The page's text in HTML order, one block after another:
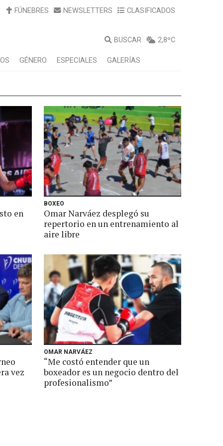
FÚNEBRES NEWSLETTERS CLASIFICADOS
BUSCAR 2,8ºC
GÉNERO ESPECIALES GALERÍAS
en
BOXEO
Omar Narváez desplegó su
repertorio en un entrenamiento al
aire libre
vez
OMAR NARVÁEZ
“Me costó entender que un
boxeador es un negocio dentro del
profesionalismo”